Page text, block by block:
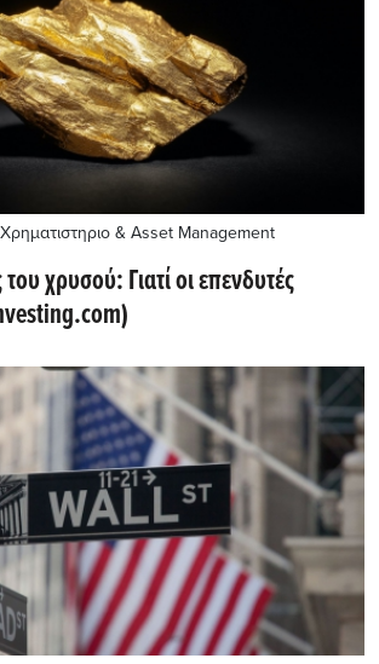
& Asset Management
χρυσού: Γιατί οι επενδυτές